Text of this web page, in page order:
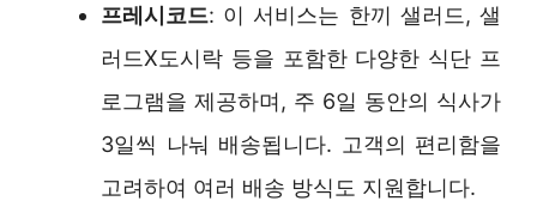
프레시코드: 이 서비스는 한끼 샐러드, 샐
러드X도시락 등을 포함한 다양한 식단 프
로그램을 제공하며, 주 6일 동안의 식사가
3일씩 나눠 배송됩니다. 고객의 편리함을
고려하여 여러 배송 방식도 지원합니다.